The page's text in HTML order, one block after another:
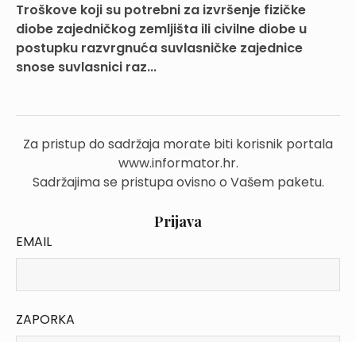
Troškove koji su potrebni za izvršenje fizičke
diobe zajedničkog zemljišta ili civilne diobe u
postupku razvrgnuća suvlasničke zajednice
snose suvlasnici raz...
Za pristup do sadržaja morate biti korisnik portala
www.informator.hr.
Sadržajima se pristupa ovisno o Vašem paketu.
Prijava
EMAIL
ZAPORKA